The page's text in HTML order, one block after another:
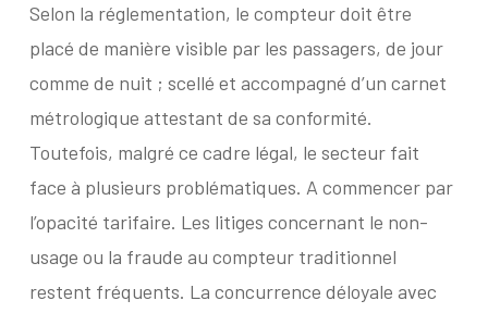
Selon la réglementation, le compteur doit être
placé de manière visible par les passagers, de jour
comme de nuit ; scellé et accompagné d’un carnet
métrologique attestant de sa conformité.
Toutefois, malgré ce cadre légal, le secteur fait
face à plusieurs problématiques. A commencer par
l’opacité tarifaire. Les litiges concernant le non-
usage ou la fraude au compteur traditionnel
restent fréquents. La concurrence déloyale avec